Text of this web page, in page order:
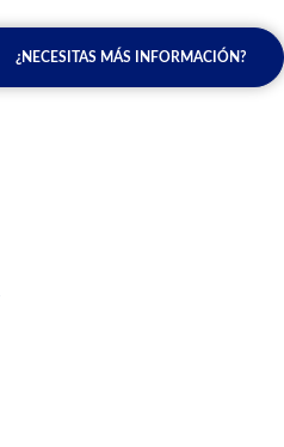
¿NECESITAS MÁS INFORMACIÓN?